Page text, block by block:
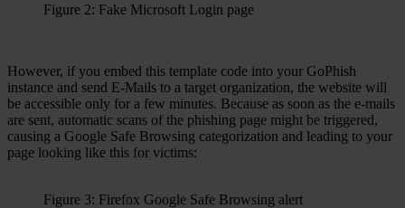
Figure 2: Fake Microsoft Login page
However, if you embed this template code into your GoPhish
instance and send E-Mails to a target organization, the website will
be accessible only for a few minutes. Because as soon as the e-mails
are sent, automatic scans of the phishing page might be triggered,
causing a Google Safe Browsing categorization and leading to your
page looking like this for victims:
Figure 3: Firefox Google Safe Browsing alert